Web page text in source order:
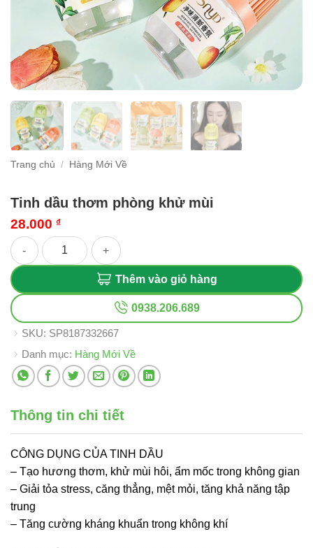
Trang chủ / Hàng Mới Về
Tinh dầu thơm phòng khử mùi
28.000 ₫
Tinh dầu thơm phòng khử mùi số lượng
Thêm vào giỏ hàng
0938.206.689
SKU: SP8187332667
Danh mục: Hàng Mới Về
Thông tin chi tiết
CÔNG DỤNG CỦA TINH DẦU
– Tạo hương thơm, khử mùi hôi, ẩm mốc trong không gian
– Giải tỏa stress, căng thẳng, mệt mỏi, tăng khả năng tập
trung
– Tăng cường kháng khuẩn trong không khí